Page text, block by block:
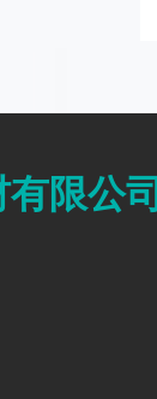
限公司